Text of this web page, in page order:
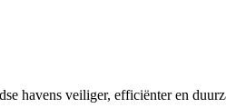
havens veiliger, efficiënter en